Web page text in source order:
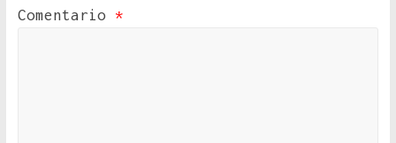
Comentario *